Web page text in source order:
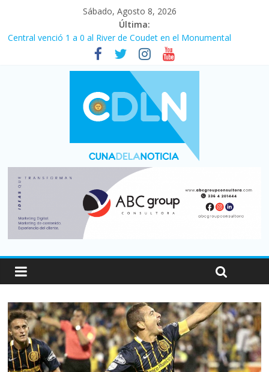
Sábado, Agosto 8, 2026
Última:
Central venció 1 a 0 al River de Coudet en el Monumental
La morosidad alcanzó su nivel más alto en dos décadas y ya
afecta a 400 mil deudores en Santa Fe
Desde que asumió Milei cerraron 41.000 kioscos: el sector
denuncia crisis como en 2001
Vacaciones de invierno con más movimiento y consumo
turístico: 4,6 millones de personas viajaron por el país, un 5,9%
Fuerte caída de la venta de autos usados en julio: bajó un 12,6%